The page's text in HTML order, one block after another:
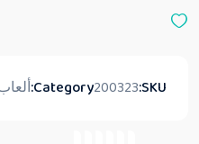
ن
SKU:
200323
Category: